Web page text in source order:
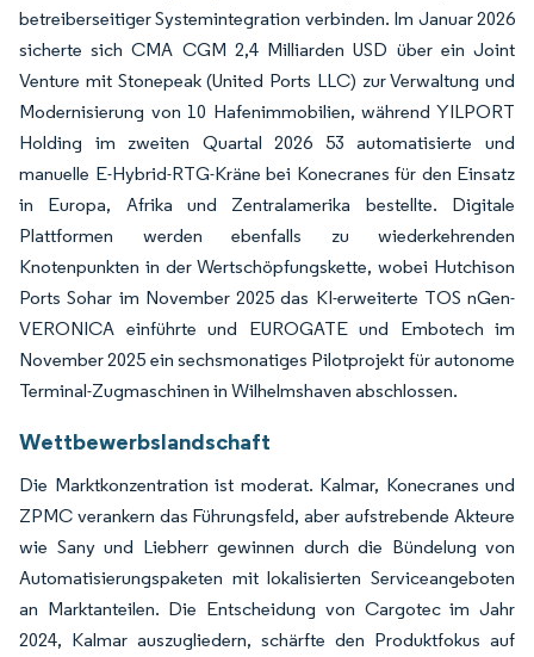
betreiberseitiger Systemintegration verbinden. Im Januar 2026
sicherte sich CMA CGM 2,4 Milliarden USD über ein Joint
Venture mit Stonepeak (United Ports LLC) zur Verwaltung und
Modernisierung von 10 Hafenimmobilien, während YILPORT
Holding im zweiten Quartal 2026 53 automatisierte und
manuelle E-Hybrid-RTG-Kräne bei Konecranes für den Einsatz
in Europa, Afrika und Zentralamerika bestellte. Digitale
Plattformen werden ebenfalls zu wiederkehrenden
Knotenpunkten in der Wertschöpfungskette, wobei Hutchison
Ports Sohar im November 2025 das KI-erweiterte TOS nGen-
VERONICA einführte und EUROGATE und Embotech im
November 2025 ein sechsmonatiges Pilotprojekt für autonome
Terminal-Zugmaschinen in Wilhelmshaven abschlossen.
Wettbewerbslandschaft
Die Marktkonzentration ist moderat. Kalmar, Konecranes und
ZPMC verankern das Führungsfeld, aber aufstrebende Akteure
wie Sany und Liebherr gewinnen durch die Bündelung von
Automatisierungspaketen mit lokalisierten Serviceangeboten
an Marktanteilen. Die Entscheidung von Cargotec im Jahr
2024, Kalmar auszugliedern, schärfte den Produktfokus auf